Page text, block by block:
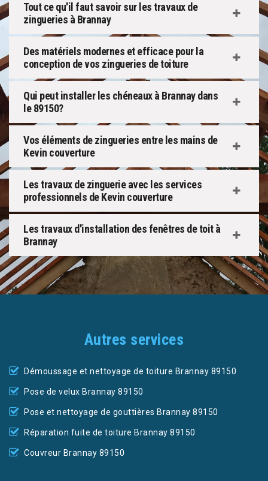
Tout ce qu'il faut savoir sur les travaux de
zingueries à Brannay
Des matériels modernes et efficace pour la
conception de vos zingueries de toiture
Qui peut installer les chéneaux à Brannay dans
le 89150?
Vos éléments de zingueries entre les mains de
Kevin couverture
Les travaux de zinguerie avec les services
professionnels de Kevin couverture
Les travaux d'installation des fenêtres de toit à
Brannay
Autres services
Démoussage et nettoyage de toiture Brannay 89150
Pose de velux Brannay 89150
Pose et nettoyage de gouttières Brannay 89150
Réparation fuite de toiture Brannay 89150
Couvreur Brannay 89150